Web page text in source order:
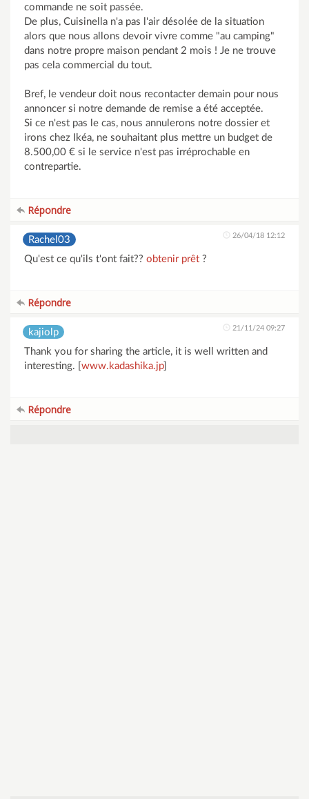
commande ne soit passée.
De plus, Cuisinella n'a pas l'air désolée de la situation
alors que nous allons devoir vivre comme "au camping"
dans notre propre maison pendant 2 mois ! Je ne trouve
pas cela commercial du tout.
Bref, le vendeur doit nous recontacter demain pour nous
annoncer si notre demande de remise a été acceptée.
Si ce n'est pas le cas, nous annulerons notre dossier et
irons chez Ikéa, ne souhaitant plus mettre un budget de
8.500,00 € si le service n'est pas irréprochable en
contrepartie.
Répondre
Rachel03 26/04/18 12:12
Qu'est ce qu'ils t'ont fait?? obtenir prêt ?
Répondre
kajiolp 21/11/24 09:27
Thank you for sharing the article, it is well written and
interesting. [ www.kadashika.jp]
Répondre